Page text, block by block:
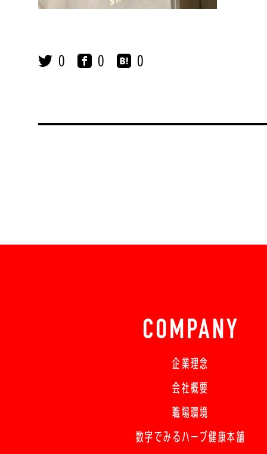
0 0 0
COMPANY
企業理念
会社概要
職場環境
数字でみるハーブ健康本舗